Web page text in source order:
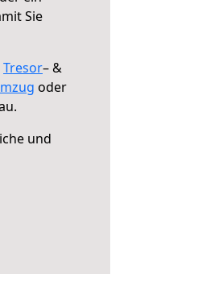
Sie
Tresor– &
oder
und